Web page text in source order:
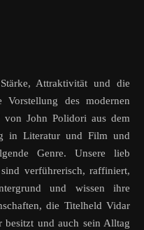
Attraktivität und die
des modernen
von John Polidori aus dem
in Literatur und Film und
Genre. Unsere lieb
verführerisch, raffiniert,
und wissen ihre
die Titelheld Vidar
besitzt und auch sein Alltag